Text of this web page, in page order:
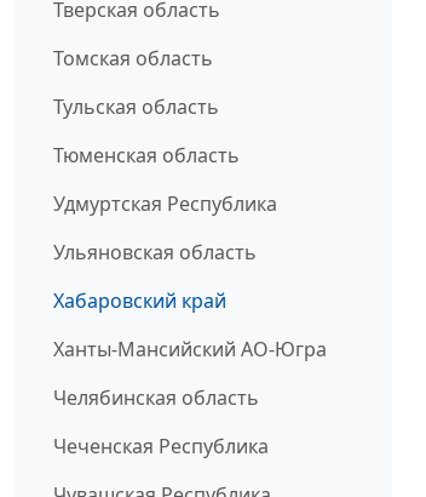
Тверская область
Томская область
Тульская область
Тюменская область
Удмуртская Республика
Ульяновская область
Хабаровский край
Ханты-Мансийский АО-Югра
Челябинская область
Чеченская Республика